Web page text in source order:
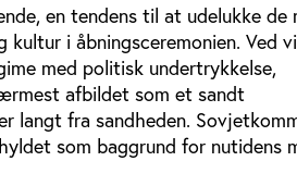
en tendens til at udelukke de
i åbningsceremoni­en. Ved
med politisk undertrykkelse,
afbildet som et sandt
fra sandheden.
som baggrund for nutidens